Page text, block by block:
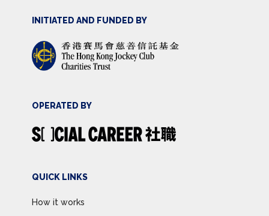
INITIATED AND FUNDED BY
OPERATED BY
QUICK LINKS
How it works